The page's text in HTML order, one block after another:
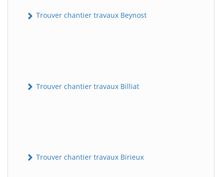
Trouver chantier travaux Beynost
Trouver chantier travaux Billiat
Trouver chantier travaux Birieux